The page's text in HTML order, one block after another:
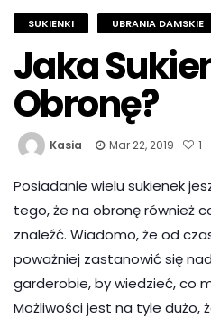
SUKIENKI UBRANIA DAMSKIE
Jaka
Obronę?
Kasia Mar 22, 2019 1
Posiadanie wielu sukienek
tego, że na obronę również
znaleźć. Wiadomo, że od
poważniej zastanowić się
garderobie, by wiedzieć, co
Możliwości jest na tyle dużo,